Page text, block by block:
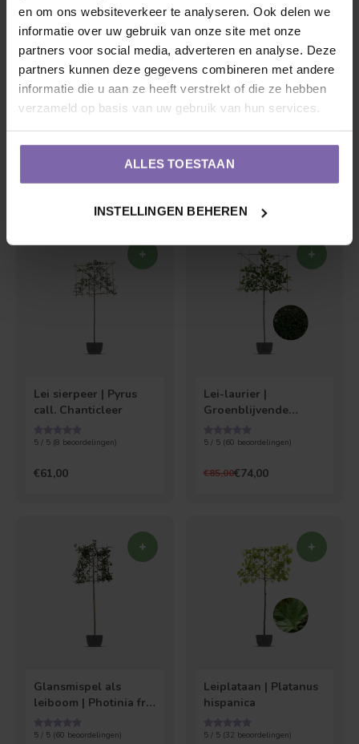
en om ons websiteverkeer te analyseren. Ook delen we
informatie over uw gebruik van onze site met onze
partners voor social media, adverteren en analyse. Deze
partners kunnen deze gegevens combineren met andere
informatie die u aan ze heeft verstrekt of die ze hebben
verzameld op basis van uw gebruik van hun services.
ALLES TOESTAAN
INSTELLINGEN BEHEREN
Liquidambar styr.
amberboom als
leiboom
€95,00
Portugese laurier als
leiboom | Prunus lus.
Angustifolia
€99,00
Lei sierpeer | Pyrus
call. Chanticleer
5 / 5 (8 beoordelingen)
€61,00
Lei-laurier |
Groenblijvende
5 / 5 (60 beoordelingen)
€85,00€74,00
Glansmispel als
leiboom | Photinia fr.
5 / 5 (60 beoordelingen)
Leiplataan | Platanus
hispanica
5 / 5 (32 beoordelingen)